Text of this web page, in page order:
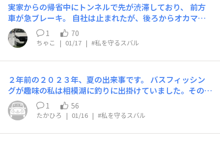
救命救急センターの素晴らしい処置にも救われ、後遺症も
ないだろうとのことで、信じられないことに数日で退院し
ました。 ただ、フランケンシュタインのような首の固定
ギプスを2ヵ月ほどつけてはいましたが。😅 第一頚骨を骨
折すると、最悪呼吸停止で即死か、首から下全部が動かな
くなる全身マヒとなるケースが多いそうですが、意識もし
ねと言われました。本当に運が良かったです。 レガシィ
よ、弟を守ってくれて本当にありがとう。
感し、10km/hまで落とし、前の視界確保のためちょっと
身を乗り出して通り過ぎようとしました。。。 その瞬間
バスと後続の車から学生さんがこちらの車線まで瞬時に飛
び出し、自分の足で急ブレーキ！学生さんはヒョンとした
の時、危険予知してたとはいえ、事の衝撃で頭が真っ白に
なりました。事故には至らなかったのでよかったですが、
ブレーキがあとコンマ3秒遅かったら。。。と思うと今で
も怖いです。 今回アイサイトが作動する前に自身でブレ
ーキを踏みましたが、改めてスバル車のブレーキの安心感
が高まりました。純正ブレーキで、雪国でも、600℃熱を
実家からの帰省中にトンネルで先が渋滞しており、 前方
車が急ブレーキ。 自社は止まれたが、後ろからオカマ
（色んなとこで玉突き）をほられたが 家族全員５人（子
供3、妻、私）が乗っていたが何とも無く無事であった。
フォレスターが私たちを守ってくれました。 もうこんな
事にはなりたく無い。と思ったが安全な車に乗ってて改め
心しました⭐︎怖かったよー⭐︎
1 70
ちゃこ | 01/17 | #私を守るスバル
２年前の２０２３年、夏の出来事です。 バスフィッシン
グが趣味の私は相模湖に釣りに出掛けていました。その帰
り道、事故に遭いました。 十字路交差点で赤信号のまま
走ってきた車とぶつかり、右フロント部分が大破しまし
た。納車８ヶ月目のことでした。これからたくさんの思い
出を作ろうと愉しみながら乗っていたフォレスターでした
1 56
たかひろ | 01/16 | #私を守るスバル